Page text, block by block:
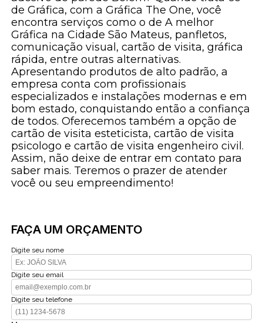
de Gráfica, com a Gráfica The One, você
encontra serviços como o de A melhor
Gráfica na Cidade São Mateus, panfletos,
comunicação visual, cartão de visita, gráfica
rápida, entre outras alternativas.
Apresentando produtos de alto padrão, a
empresa conta com profissionais
especializados e instalações modernas e em
bom estado, conquistando então a confiança
de todos. Oferecemos também a opção de
cartão de visita esteticista, cartão de visita
psicologo e cartão de visita engenheiro civil.
Assim, não deixe de entrar em contato para
saber mais. Teremos o prazer de atender
você ou seu empreendimento!
FAÇA UM ORÇAMENTO
Digite seu nome
Digite seu email
Digite seu telefone